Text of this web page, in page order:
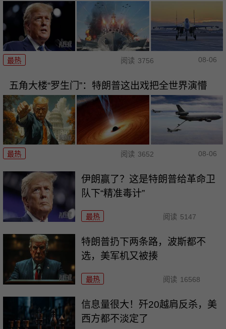
最热 阅读 3756 08-06
五角大楼“罗生门”：特朗普这出戏把全世界演懵
最热 阅读 3652 08-06
伊朗赢了？这是特朗普给革命卫
队下“精准毒计”
最热 阅读 5147
特朗普扔下两条路，波斯都不
选，美军机又被揍
最热 阅读 16568
信息量很大！歼20越肩反杀，美
西方都不淡定了